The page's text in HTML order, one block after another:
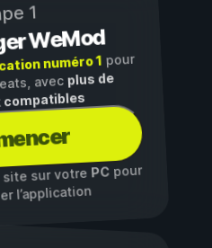
1
WeMod
numéro 1pour
avec plus de
compatibles
site sur votre PCpour
l’application